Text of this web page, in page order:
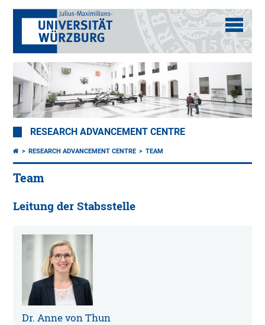
RESEARCH ADVANCEMENT CENTRE
RESEARCH ADVANCEMENT CENTRE TEAM
Team
Leitung der Stabsstelle
Dr. Anne von Thun